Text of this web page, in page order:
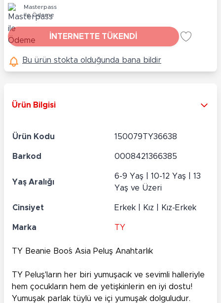
Masterpass
ile Ödeme
İNTERNETTE TÜKENDİ
Bu ürün stokta olduğunda bana bildir
Ürün Bilgisi
Ürün Kodu 150079TY36638
Barkod 0008421366385
Yaş Aralığı
6-9 Yaş | 10-12 Yaş | 13
Yaş ve Üzeri
Cinsiyet Erkek | Kız | Kız-Erkek
Marka TY
TY Beanie Boo´s Asia Peluş Anahtarlık
TY Peluş'ların her biri yumuşacık ve sevimli halleriyle
hem çocukların hem de yetişkinlerin en iyi dostu!
Yumuşak parlak tüylü ve içi yumuşak dolguludur.